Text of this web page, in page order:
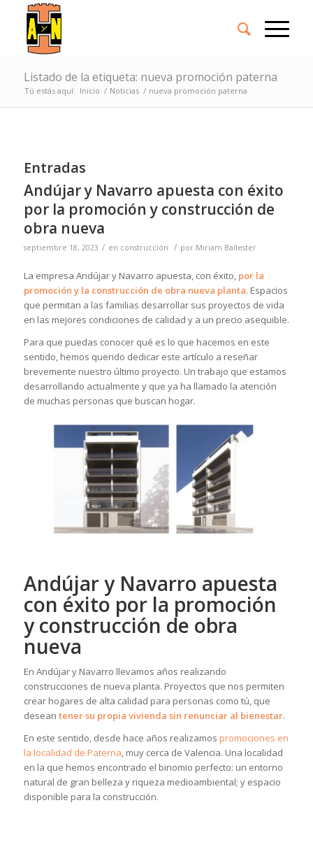
Listado de la etiqueta: nueva promoción paterna
Tú estás aquí: Inicio / Noticias / nueva promoción paterna
Entradas
Andújar y Navarro apuesta con éxito
por la promoción y construcción de
obra nueva
septiembre 18, 2023 / en construcción / por Miriam Ballester
La empresa Andújar y Navarro apuesta, con éxito, por la
promoción y la construcción de obra nueva planta. Espacios
que permitan a las familias desarrollar sus proyectos de vida
en las mejores condiciones de calidad y a un precio asequible.
Para que puedas conocer qué es lo que hacemos en este
sentido, hemos querido dedicar este artículo a reseñar
brevemente nuestro último proyecto. Un trabajo que estamos
desarrollando actualmente y que ya ha llamado la atención
de muchas personas que buscan hogar.
Andújar y Navarro apuesta
con éxito por la promoción
y construcción de obra
nueva
En Andújar y Navarro llevamos años realizando
construcciones de nueva planta. Proyectos que nos permiten
crear hogares de alta calidad para personas como tú, que
desean tener su propia vivienda sin renunciar al bienestar.
En este sentido, desde hace años realizamos promociones en
la localidad de Paterna, muy cerca de Valencia. Una localidad
en la que hemos encontrado el binomio perfecto: un entorno
natural de gran belleza y riqueza medioambiental; y espacio
disponible para la construcción.